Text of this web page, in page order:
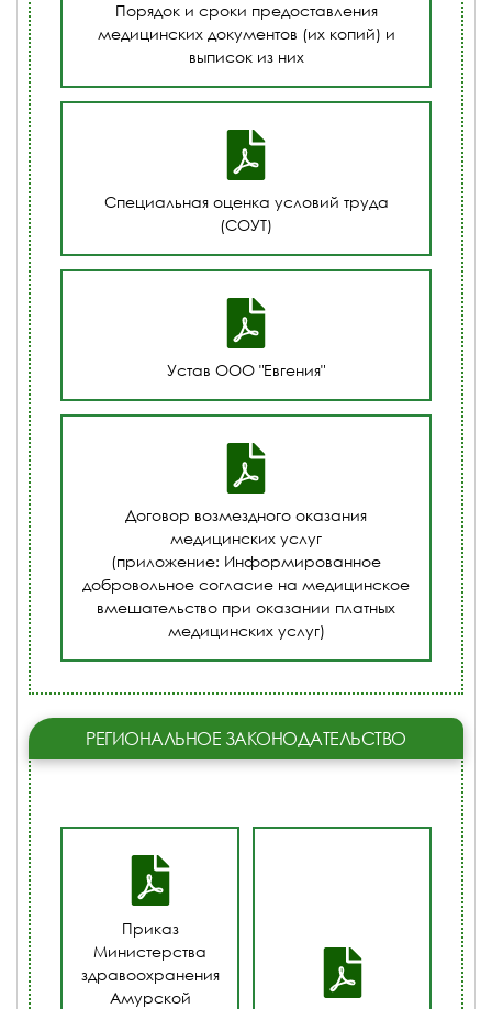
Порядок и сроки предоставления
медицинских документов (их копий) и
выписок из них
Специальная оценка условий труда
(СОУТ)
Устав ООО "Евгения"
Договор возмездного оказания
медицинских услуг
(приложение: Информированное
добровольное согласие на медицинское
вмешательство при оказании платных
медицинских услуг)
РЕГИОНАЛЬНОЕ ЗАКОНОДАТЕЛЬСТВО
Приказ
Министерства
здравоохранения
Амурской